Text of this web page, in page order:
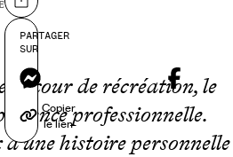
Partager sur
PARTAGER
SUR
Messenger
Copier
le lien
cour de récréation, le
professionnelle.
a une histoire personnelle